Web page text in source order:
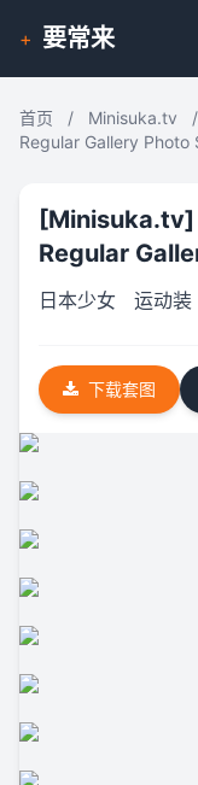
+ 要常来
首页 / Minisuka.tv /
Regular Gallery Photo
[Minisuka.tv]
Regular
日本少女 运动装
下载套图